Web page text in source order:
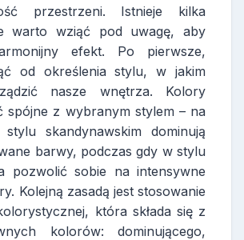
przestrzeni. Istnieje kilka
warto wziąć pod uwagę, aby
efekt. Po pierwsze,
od określenia stylu, w jakim
nasze wnętrza. Kolory
spójne z wybranym stylem – na
skandynawskim dominują
barwy, podczas gdy w stylu
pozwolić sobie na intensywne
Kolejną zasadą jest stosowanie
która składa się z
kolorów: dominującego,